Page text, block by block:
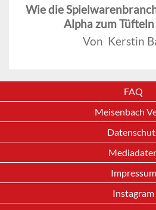
Wie die
Alpha zum
Von Kerstin
FAQ
Meisenbach
Impressum
Instagram